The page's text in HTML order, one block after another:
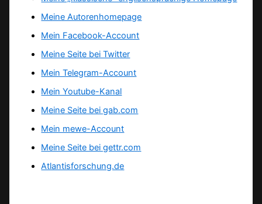
Meine Autorenhomepage
Mein Facebook-Account
Meine Seite bei Twitter
Mein Telegram-Account
Mein Youtube-Kanal
Meine Seite bei gab.com
Mein mewe-Account
Meine Seite bei gettr.com
Atlantisforschung.de